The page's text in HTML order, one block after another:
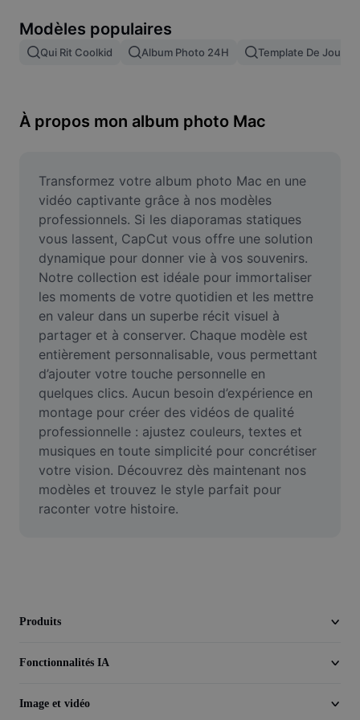
Fusion d'images
Redimensionner une image
Générateur de mèmes
AI Text Remover
AI People Remover
AI Inpainting
Face Cutout
Vidéo
Suppression de l'arrière-plan de vidéos
Amélioration de la qualité
Éditeur de vidéos
Couper une vidéo
Modèles populaires
Qui Rit Coolkid Album Photo 24H Template De
À propos mon album photo Mac
Transformez votre album photo Mac en une
vidéo captivante grâce à nos modèles
professionnels. Si les diaporamas statiques
vous lassent, CapCut vous offre une solution
dynamique pour donner vie à vos souvenirs.
Notre collection est idéale pour immortaliser
les moments de votre quotidien et les mettre
en valeur dans un superbe récit visuel à
partager et à conserver. Chaque modèle est
entièrement personnalisable, vous permettant
d’ajouter votre touche personnelle en
quelques clics. Aucun besoin d’expérience en
montage pour créer des vidéos de qualité
professionnelle : ajustez couleurs, textes et
musiques en toute simplicité pour concrétiser
votre vision. Découvrez dès maintenant nos
modèles et trouvez le style parfait pour
raconter votre histoire.
Produits
Fonctionnalités IA
Image et vidéo